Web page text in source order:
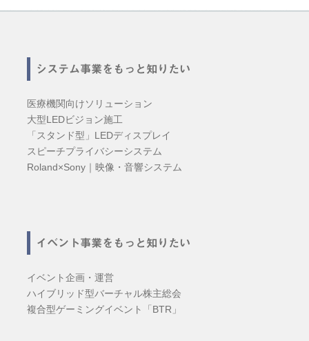
システム事業をもっと知りたい
医療機関向けソリューション
大型LEDビジョン施工
「スタンド型」LEDディスプレイ
スピーチプライバシーシステム
Roland×Sony｜映像・音響システム
イベント事業をもっと知りたい
イベント企画・運営
ハイブリッド型バーチャル株主総会
複合型ゲーミングイベント「BTR」